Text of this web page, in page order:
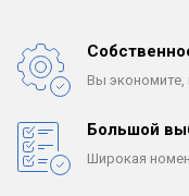
Вы экономите,
Большой
Широкая